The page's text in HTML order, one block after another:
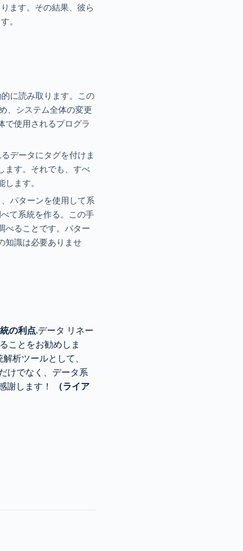
ます。その結果、彼ら
。
に読み取ります。この
、システム全体の変更
で使用されるプログラ
データにタグを付けま
ます。それでも、すべ
ます。
パターンを使用して系
て系統を作る。この手
べることです。パター
知識は必要ありませ
の利点.データ リネー
ことをお勧めしま
析ツールとして、
けでなく、データ系
謝します！
（ライア